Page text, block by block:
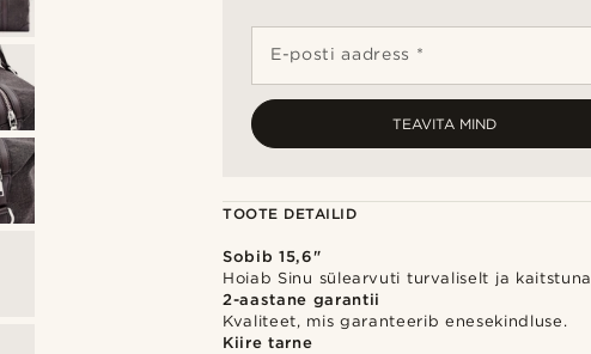
E-posti aadress *
TEAVITA MIND
TOOTE DETAILID
Sobib 15,6"
Hoiab Sinu sülearvuti turvaliselt ja kaitstuna
2-aastane garantii
Kvaliteet, mis garanteerib enesekindluse.
Kiire tarne